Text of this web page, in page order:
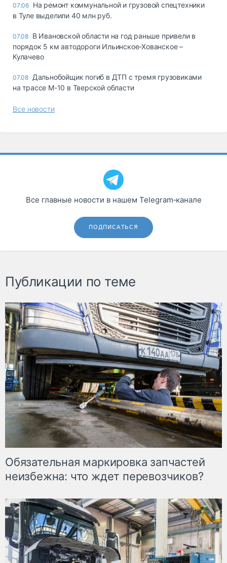
07:06 На ремонт коммунальной и грузовой спецтехники
в Туле выделили 40 млн руб.
07.08 В Ивановской области на год раньше привели в
порядок 5 км автодороги Ильинское-Хованское –
Кулачево
07.08 Дальнобойщик погиб в ДТП с тремя грузовиками
на трассе М-10 в Тверской области
Все новости
Все главные новости в нашем Telegram‑канале
ПОДПИСАТЬСЯ
Публикации по теме
Обязательная маркировка запчастей
неизбежна: что ждет перевозчиков?